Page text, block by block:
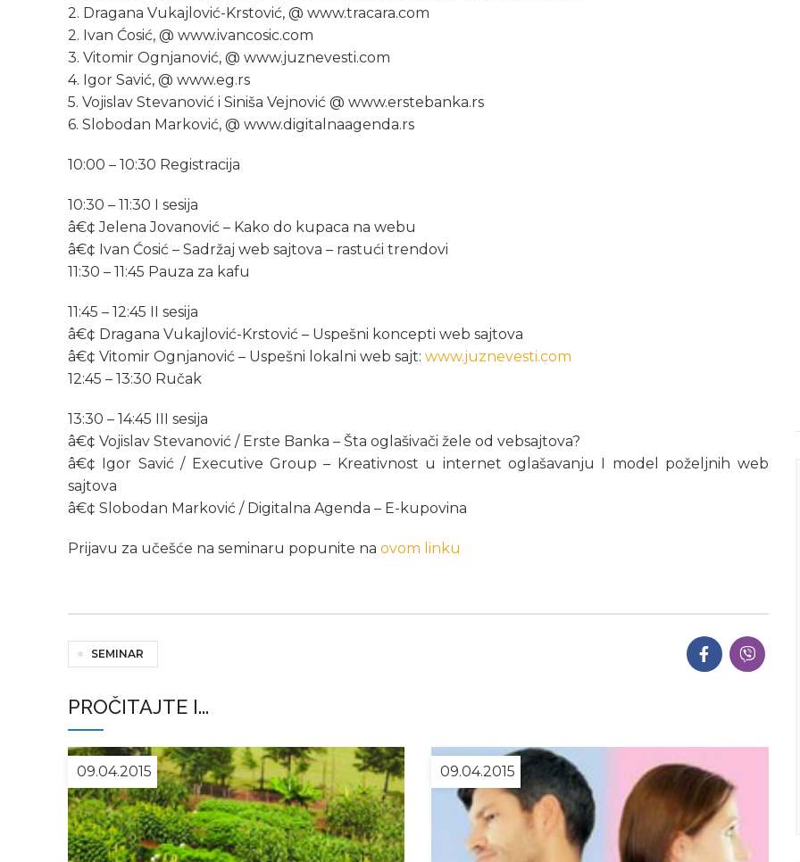
2. Dragana Vukajlović-Krstović, @ www.tracara.com
2. Ivan Ćosić, @ www.ivancosic.com
3. Vitomir Ognjanović, @ www.juznevesti.com
4. Igor Savić, @ www.eg.rs
5. Vojislav Stevanović i Siniša Vejnović @ www.erstebanka.rs
6. Slobodan Marković, @ www.digitalnaagenda.rs
10:00 – 10:30 Registracija
10:30 – 11:30 I sesija
â€¢ Jelena Jovanović – Kako do kupaca na webu
â€¢ Ivan Ćosić – Sadržaj web sajtova – rastući trendovi
11:30 – 11:45 Pauza za kafu
11:45 – 12:45 II sesija
â€¢ Dragana Vukajlović-Krstović – Uspešni koncepti web sajtova
â€¢ Vitomir Ognjanović – Uspešni lokalni web sajt: www.juznevesti.com
12:45 – 13:30 Ručak
13:30 – 14:45 III sesija
â€¢ Vojislav Stevanović / Erste Banka – Šta oglašivači žele od vebsajtova?
â€¢ Igor Savić / Executive Group – Kreativnost u internet oglašavanju I model poželjnih web
sajtova
â€¢ Slobodan Marković / Digitalna Agenda – E-kupovina
Prijavu za učešće na seminaru popunite na ovom linku
SEMINAR
PROČITAJTE I...
09.04.2015 09.04.2015